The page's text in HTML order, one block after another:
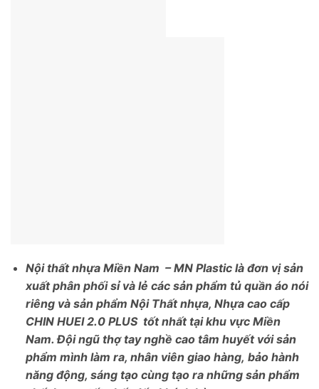
Nội thất nhựa Miền Nam – MN Plastic là đơn vị sản
xuất phân phối sỉ và lẻ các sản phẩm tủ quần áo nói
riêng và sản phẩm Nội Thất nhựa, Nhựa cao cấp
CHIN HUEI 2.0 PLUS tốt nhất tại khu vực Miền
Nam. Đội ngũ thợ tay nghề cao tâm huyết với sản
phẩm mình làm ra, nhân viên giao hàng, bảo hành
năng động, sáng tạo cùng tạo ra những sản phẩm